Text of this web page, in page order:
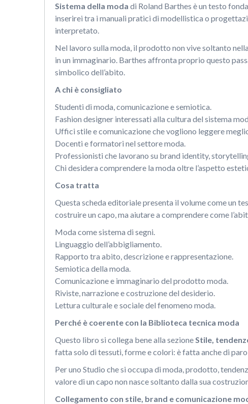
Sistema della moda di Roland Barthes è un testo
inserirei tra i manuali pratici di modellistica o
interpretato.
Nel lavoro sulla moda, il prodotto non vive soltanto
in un immaginario. Barthes affronta proprio questo
simbolico dell’abito.
A chi è consigliato
Studenti di moda, comunicazione e semiotica.
Fashion designer interessati alla cultura del sistema
Uffici stile e comunicazione che vogliono leggere
Docenti e formatori nel settore moda.
Professionisti che lavorano su brand identity,
Chi desidera comprendere la moda oltre l’aspetto
Cosa tratta
Questa scheda editoriale presenta il volume come un
costruire un capo, ma aiutare a comprendere come
Moda come sistema di segni.
Linguaggio dell’abbigliamento.
Rapporto tra abito, descrizione e rappresentazione.
Semiotica della moda.
Comunicazione e immaginario del prodotto moda.
Riviste, narrazione e costruzione del desiderio.
Lettura culturale e sociale del fenomeno moda.
Perché è coerente con la Biblioteca tecnica moda
Questo libro si collega bene alla sezione Stile,
fatta solo di tessuti, forme e colori: è fatta anche di
Per uno Studio che si occupa di moda, prodotto,
valore di un capo non nasce soltanto dalla sua
Collegamento con stile, brand e comunicazione